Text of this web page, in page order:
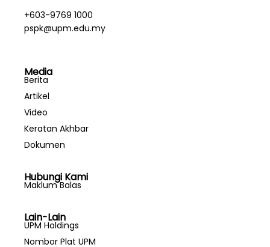
+603-9769 1000
pspk@upm.edu.my
Media
Berita
Artikel
Video
Keratan Akhbar
Dokumen
Hubungi Kami
Maklum Balas
Lain-Lain
UPM Holdings
Nombor Plat UPM